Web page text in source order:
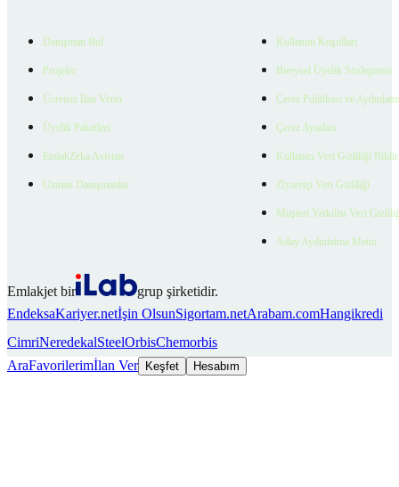
Danışman Bul
Projeler
Ücretsiz İlan Verin
Üyelik Paketleri
EmlakZeka Asistan
Uzman Danışmanlar
Kullanım Koşulları
Bireysel Üyelik Sözleşmesi
Çerez Politikası ve
Çerez Ayarları
Kullanıcı Veri Gizliliği
Ziyaretçi Veri Gizliliği
Müşteri Yetkilisi Veri
Aday Aydınlatma Metni
Emlakjet bir
grup şirketidir.
EndeksaKariyer.netİşin OlsunSigortam.netArabam.comHangikredi
CimriNeredekalSteelOrbisChemorbis
AraFavorilerimİlan Ver Keşfet Hesabım